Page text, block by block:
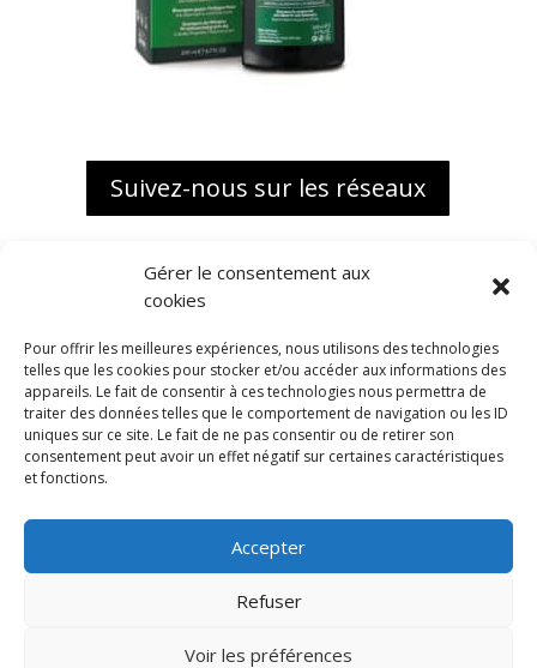
Gérer le consentement aux
cookies
Pour offrir les meilleures expériences, nous utilisons des technologies
telles que les cookies pour stocker et/ou accéder aux informations des
appareils. Le fait de consentir à ces technologies nous permettra de
traiter des données telles que le comportement de navigation ou les ID
uniques sur ce site. Le fait de ne pas consentir ou de retirer son
consentement peut avoir un effet négatif sur certaines caractéristiques
et fonctions.
Accepter
Refuser
Voir les préférences
Suivez-nous sur les réseaux
Biokap, une marque distribuée
en exclusivité France par
1988 Route de l’Almanarre